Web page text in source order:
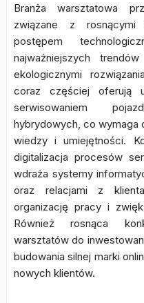
Branża warsztatowa
związane z rosnącymi
postępem
najważniejszych
ekologicznymi
coraz częściej oferują
serwisowaniem
hybrydowych, co wymaga
wiedzy i umiejętności.
digitalizacja procesów
wdraża systemy
oraz relacjami z
organizację pracy i
Również rosnąca
warsztatów do
budowania silnej marki
nowych klientów.